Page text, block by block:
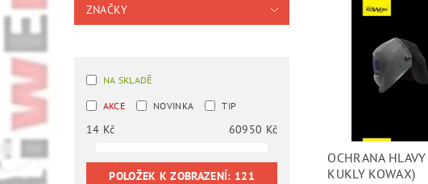
ZNAČKY
NA SKLADĚ
AKCE NOVINKA TIP
14 Kč 60950 Kč
POLOŽEK K ZOBRAZENÍ: 121
OCHRANA
KUKLY KOWAX)